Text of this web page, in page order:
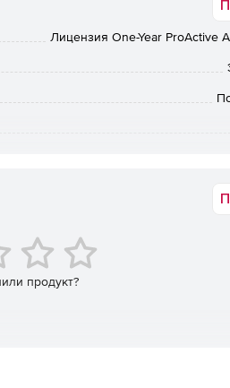
Лицензия One-Year ProActive
продукт?